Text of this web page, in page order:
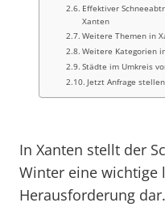
Effektiver
Xanten
Weitere Themen in
Weitere Kategorien
Städte im Umkreis
Jetzt Anfrage stellen
In Xanten stellt der
Winter eine wichtige
Herausforderung